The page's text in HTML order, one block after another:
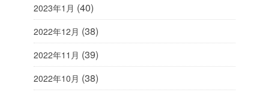
2023年1月 (40)
2022年12月 (38)
2022年11月 (39)
2022年10月 (38)